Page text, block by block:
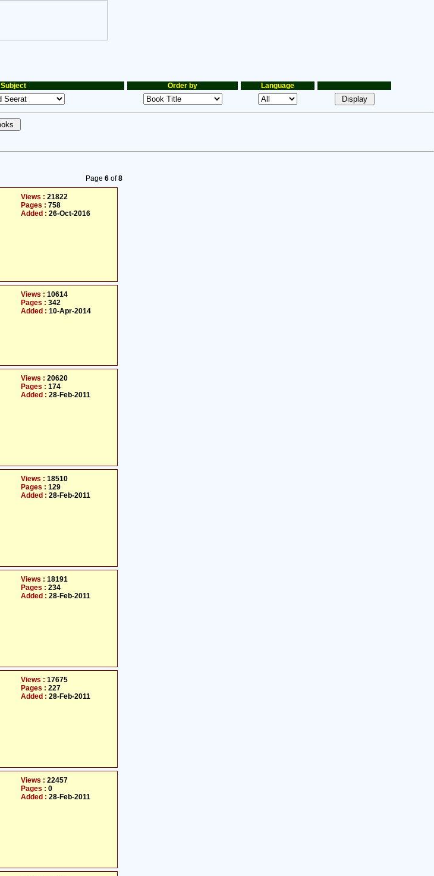
Subject Order by Language
Page 6of8
Views : 21822
Pages : 758
Added : 26-Oct-2016
Views : 10614
Pages : 342
Added : 10-Apr-2014
Views : 20620
Pages : 174
Added : 28-Feb-2011
Views : 18510
Pages : 129
Added : 28-Feb-2011
Views : 18191
Pages : 234
Added : 28-Feb-2011
Views : 17675
Pages : 227
Added : 28-Feb-2011
Views : 22457
Pages : 0
Added : 28-Feb-2011